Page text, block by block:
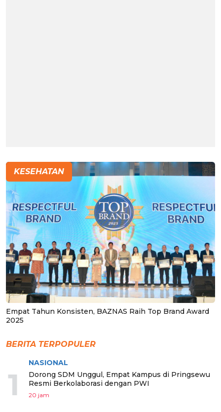
KESEHATAN
Empat Tahun Konsisten, BAZNAS Raih Top Brand Award
2025
BERITA TERPOPULER
1
NASIONAL
Dorong SDM Unggul, Empat Kampus di Pringsewu
Resmi Berkolaborasi dengan PWI
20 jam